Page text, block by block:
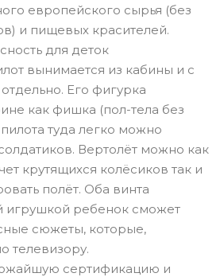
европейского сырья (без
и пищевых красителей.
для деток
вынимается из кабины и с
Его фигурка
как фишка (пол-тела без
туда легко можно
Вертолёт можно как
крутящихся колёсиков так и
полёт. Оба винта
игрушкой ребенок сможет
сюжеты, которые,
телевизору.
сертификацию и